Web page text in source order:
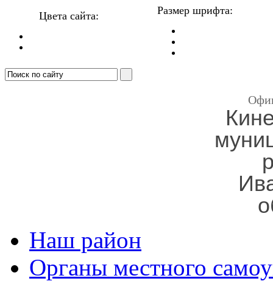
Цвета сайта: Размер шрифта:
Наш район
Органы местного